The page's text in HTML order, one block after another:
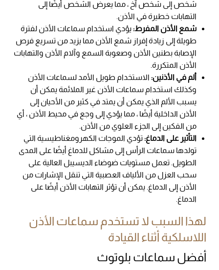
شخص إلى شخص آخ ، مما يعرض الشخص أيضًا إلى
التهابات خطيرة في الأذن.
شمع الأذن المفرط:يؤدي استخدام سماعات الأذن لفترة
طويلة إلى زيادة إفراز شمع الأذن مما يزيد من تسريع فرص
الإصابة بطنين الأذن وصعوبة السمع وآلام الأذن والتهابات
الأذن المتكررة.
ألم في الأذنين: الاستخدام طويل الأمد لسماعات الأذن
وكذلك استخدام سماعات الأذن غير الملائمة يمكن أن
يسبب الألم الذي يمكن أن يمتد في كثير من الأحيان إلى
الأذن الداخلية أيضًا ، مما يؤدي إلى وجع في محيط الأذن ، أي
من الفكين إلى الجزء العلوي من الأذن.
التأثير على الدماغ:تؤدي الموجات الكهرومغناطيسية التي
تولدها سماعات الرأس إلى مشاكل للدماغ أيضًا على المدى
الطويل. تعمل مستويات ضوضاء الديسيبل العالية على
سحب العزل من الألياف العصبية التي تنقل الإشارات من
الأذن إلى الدماغ. يمكن أن تؤثر التهابات الأذن أيضًا على
الدماغ.
لهذا السبب لا تستخدم سماعات الأذن
اللاسلكية أثناء القيادة
أفضل سماعات بلوتوث